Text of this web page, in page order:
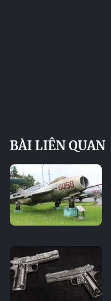
BÀI LIÊN QUAN